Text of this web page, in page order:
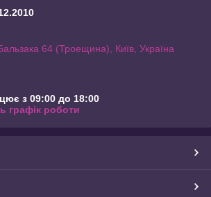
64 (Троещина), Київ, Україна
з 09:00 до 18:00
графік роботи